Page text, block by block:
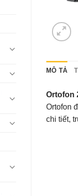
MÔ TẢ
Ortofon
Ortofon
chi tiết,